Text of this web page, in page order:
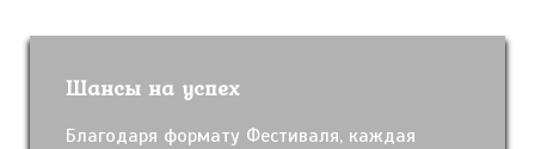
Шансы на успех
Благодаря формату Фестиваля, каждая